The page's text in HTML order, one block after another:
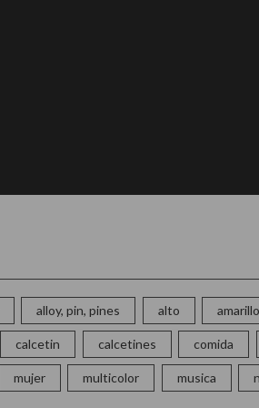
alloy, pin, pines alto amarillo
calcetin calcetines comida
mujer multicolor musica